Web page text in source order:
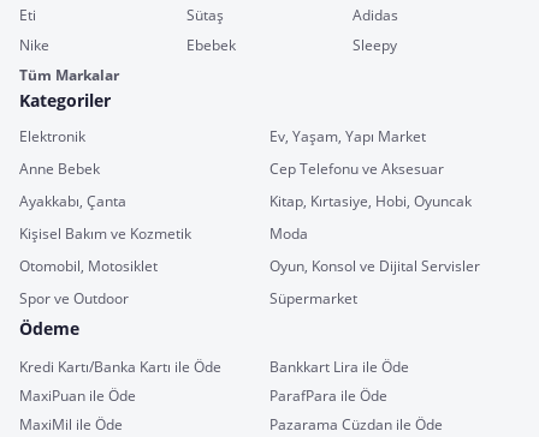
Eti
Sütaş
Adidas
Nike
Ebebek
Sleepy
Tüm Markalar
Kategoriler
Elektronik
Ev, Yaşam, Yapı Market
Anne Bebek
Cep Telefonu ve Aksesuar
Ayakkabı, Çanta
Kitap, Kırtasiye, Hobi, Oyuncak
Kişisel Bakım ve Kozmetik
Moda
Otomobil, Motosiklet
Oyun, Konsol ve Dijital Servisler
Spor ve Outdoor
Süpermarket
Ödeme
Kredi Kartı/Banka Kartı ile Öde
Bankkart Lira ile Öde
MaxiPuan ile Öde
ParafPara ile Öde
MaxiMil ile Öde
Pazarama Cüzdan ile Öde